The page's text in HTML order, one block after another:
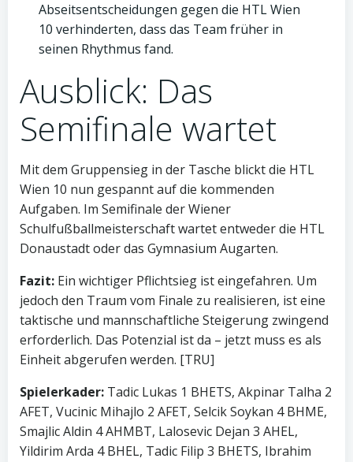
Abseitsentscheidungen gegen die HTL Wien
10 verhinderten, dass das Team früher in
seinen Rhythmus fand.
Ausblick: Das
Semifinale wartet
Mit dem Gruppensieg in der Tasche blickt die HTL
Wien 10 nun gespannt auf die kommenden
Aufgaben. Im Semifinale der Wiener
Schulfußballmeisterschaft wartet entweder die HTL
Donaustadt oder das Gymnasium Augarten.
Fazit: Ein wichtiger Pflichtsieg ist eingefahren. Um
jedoch den Traum vom Finale zu realisieren, ist eine
taktische und mannschaftliche Steigerung zwingend
erforderlich. Das Potenzial ist da – jetzt muss es als
Einheit abgerufen werden. [TRU]
Spielerkader: Tadic Lukas 1 BHETS, Akpinar Talha 2
AFET, Vucinic Mihajlo 2 AFET, Selcik Soykan 4 BHME,
Smajlic Aldin 4 AHMBT, Lalosevic Dejan 3 AHEL,
Yildirim Arda 4 BHEL, Tadic Filip 3 BHETS, Ibrahim